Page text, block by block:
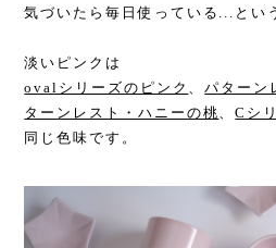
気づいたら毎日使っている...とい
淡いピンクは
ovalシリーズのピンク
、パターン
ターンレスト・ハニーの桃 、Cシ
同じ色味です。